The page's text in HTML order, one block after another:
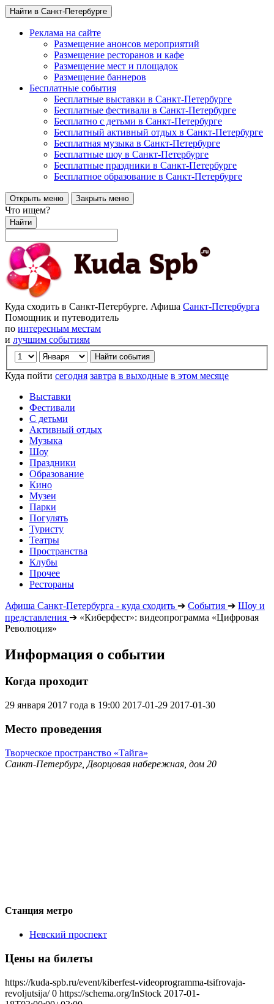
Найти в Санкт-Петербурге
Реклама на сайте
Размещение анонсов мероприятий
Размещение ресторанов и кафе
Размещение мест и площадок
Размещение баннеров
Бесплатные события
Бесплатные выставки в Санкт-Петербурге
Бесплатные фестивали в Санкт-Петербурге
Бесплатно с детьми в Санкт-Петербурге
Бесплатный активный отдых в Санкт-Петербурге
Бесплатная музыка в Санкт-Петербурге
Бесплатные шоу в Санкт-Петербурге
Бесплатные праздники в Санкт-Петербурге
Бесплатное образование в Санкт-Петербурге
Открыть меню Закрыть меню
Что ищем?
Найти
Куда сходить в Санкт-Петербурге. Афиша Санкт-Петербурга
Помощник и путеводитель
по интересным местам
и лучшим событиям
Куда пойти сегодня завтра в выходные в этом месяце
Выставки
Фестивали
С детьми
Активный отдых
Музыка
Шоу
Праздники
Образование
Кино
Музеи
Парки
Погулять
Туристу
Театры
Пространства
Клубы
Прочее
Рестораны
Афиша Санкт-Петербурга - куда сходить ➔ События ➔ Шоу и
представления ➔ «Киберфест»: видеопрограмма «Цифровая
Революция»
Информация о событии
Когда проходит
29 января 2017 года в 19:00 2017-01-29 2017-01-30
Место проведения
Творческое пространство «Тайга»
Санкт-Петербург, Дворцовая набережная, дом 20
Станция метро
Невский проспект
Цены на билеты
https://kuda-spb.ru/event/kiberfest-videoprogramma-tsifrovaja-
revoljutsija/ 0 https://schema.org/InStock 2017-01-